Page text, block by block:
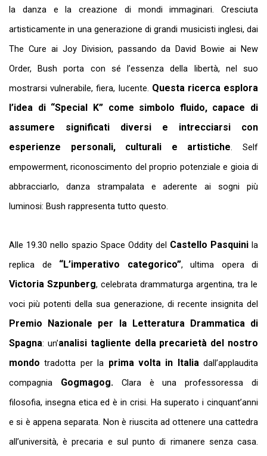
la danza e la creazione di mondi immaginari. Cresciuta
artisticamente in una generazione di grandi musicisti inglesi, dai
The Cure ai Joy Division, passando da David Bowie ai New
Order, Bush porta con sé l’essenza della libertà, nel suo
mostrarsi vulnerabile, fiera, lucente. Questa ricerca esplora
l’idea di “Special K” come simbolo fluido, capace di
assumere significati diversi e intrecciarsi con
esperienze personali, culturali e artistiche. Self
empowerment, riconoscimento del proprio potenziale e gioia di
abbracciarlo, danza strampalata e aderente ai sogni più
luminosi: Bush rappresenta tutto questo.
Alle 19.30 nello spazio Space Oddity del Castello Pasquini la
replica de “L’imperativo categorico”, ultima opera di
Victoria Szpunberg, celebrata drammaturga argentina, tra le
voci più potenti della sua generazione, di recente insignita del
Premio Nazionale per la Letteratura Drammatica di
Spagna: un’analisi tagliente della precarietà del nostro
mondotradotta per la prima volta in Italiadall’applaudita
compagnia Gogmagog.Clara è una professoressa di
filosofia, insegna etica ed è in crisi. Ha superato i cinquant’anni
e si è appena separata. Non è riuscita ad ottenere una cattedra
all’università, è precaria e sul punto di rimanere senza casa.